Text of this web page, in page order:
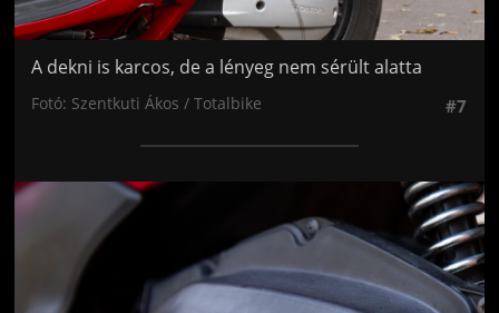
A dekni is karcos, de a lényeg nem sérült alatta
Fotó: Szentkuti Ákos / Totalbike #7
Jön még kép!